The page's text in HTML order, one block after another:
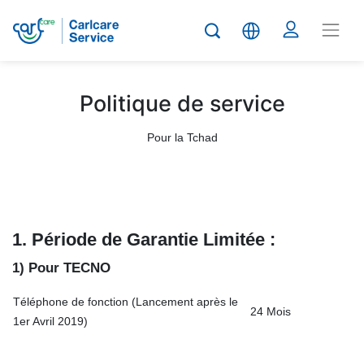
Politique de service
Pour la Tchad
1. Période de Garantie Limitée :
1) Pour TECNO
Téléphone de fonction (Lancement après le
1er Avril 2019)
24 Mois